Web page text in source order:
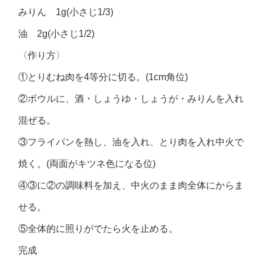
みりん 1g(小さじ1/3)
油 2g(小さじ1/2)
〈作り方〉
①とりむね肉を4等分に切る。(1cm角位)
②ボウルに、酒・しょうゆ・しょうが・みりんを入れ
混ぜる。
③フライパンを熱し、油を入れ、とり肉を入れ中火で
焼く。(両面がキツネ色になる位)
④③に②の調味料を加え、中火のまま肉全体にからま
せる。
⑤全体的に照りがでたら火を止める。
完成